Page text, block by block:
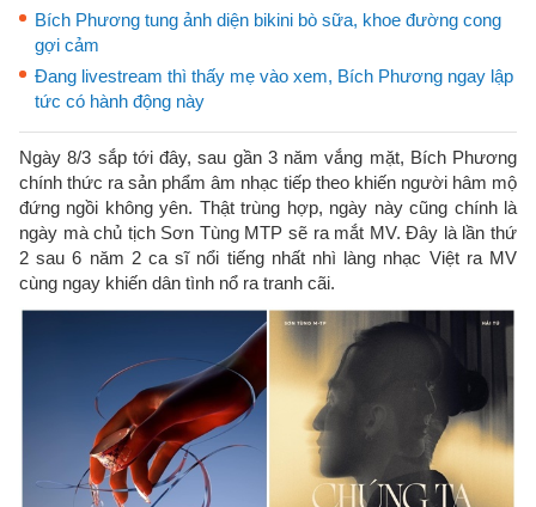
Bích Phương tung ảnh diện bikini bò sữa, khoe đường cong
gợi cảm
Đang livestream thì thấy mẹ vào xem, Bích Phương ngay lập
tức có hành động này
Ngày 8/3 sắp tới đây, sau gần 3 năm vắng mặt, Bích Phương
chính thức ra sản phẩm âm nhạc tiếp theo khiến người hâm mộ
đứng ngồi không yên. Thật trùng hợp, ngày này cũng chính là
ngày mà chủ tịch Sơn Tùng MTP sẽ ra mắt MV. Đây là lần thứ
2 sau 6 năm 2 ca sĩ nổi tiếng nhất nhì làng nhạc Việt ra MV
cùng ngay khiến dân tình nổ ra tranh cãi.